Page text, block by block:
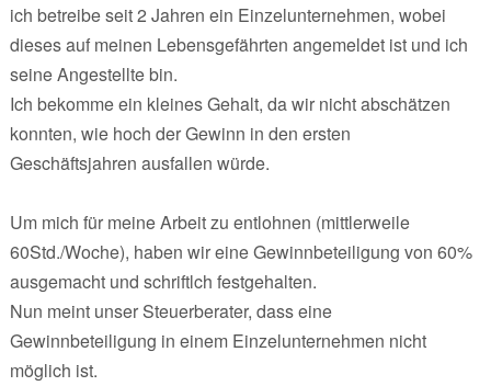
ich betreibe seit 2 Jahren ein Einzelunternehmen, wobei
dieses auf meinen Lebensgefährten angemeldet ist und ich
seine Angestellte bin.
Ich bekomme ein kleines Gehalt, da wir nicht abschätzen
konnten, wie hoch der Gewinn in den ersten
Geschäftsjahren ausfallen würde.
Um mich für meine Arbeit zu entlohnen (mittlerweile
60Std./Woche), haben wir eine Gewinnbeteiligung von 60%
ausgemacht und schriftlch festgehalten.
Nun meint unser Steuerberater, dass eine
Gewinnbeteiligung in einem Einzelunternehmen nicht
möglich ist.